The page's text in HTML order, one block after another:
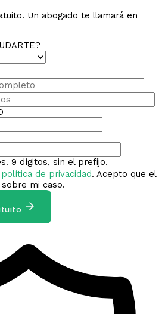
Un abogado te llamará en
9 dígitos, sin el prefijo.
política de privacidad. Acepto que el
mi caso.